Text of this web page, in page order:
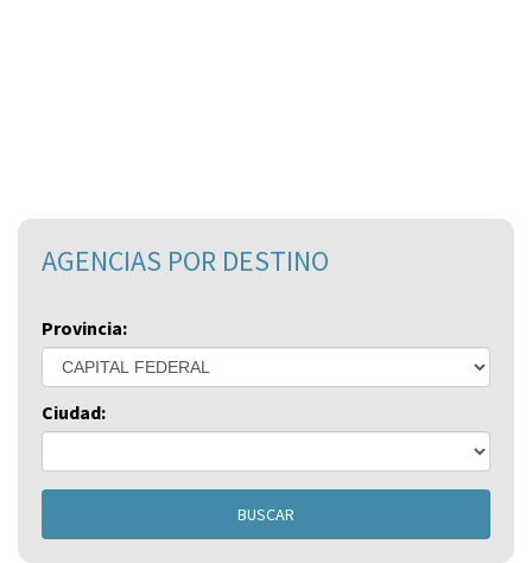
AGENCIAS POR DESTINO
Provincia:
Ciudad:
BUSCAR